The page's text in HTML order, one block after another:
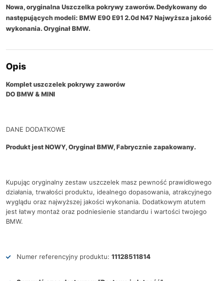
Nowa, oryginalna Uszczelka pokrywy zaworów. Dedykowany do
następujących modeli: BMW E90 E91 2.0d N47 Najwyższa jakość
wykonania. Oryginał BMW.
Opis
Komplet uszczelek pokrywy zaworów
DO BMW & MINI
DANE DODATKOWE
Produkt jest NOWY, Oryginał BMW, Fabrycznie zapakowany.
Kupując oryginalny zestaw uszczelek masz pewność prawidłowego
działania, trwałości produktu, idealnego dopasowania, atrakcyjnego
wyglądu oraz najwyższej jakości wykonania. Dodatkowym atutem
jest łatwy montaż oraz podniesienie standardu i wartości twojego
BMW.
Numer referencyjny produktu: 11128511814